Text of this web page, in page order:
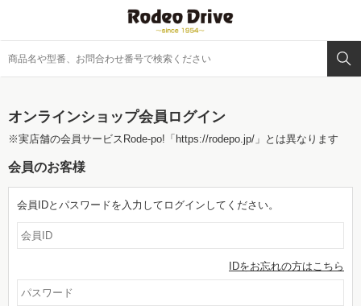
オンラインショップ会員ログイン
※実店舗の会員サービスRode-po! 「https://rodepo.jp/」 とは異なります
会員のお客様
会員IDとパスワードを入力してログインしてください。
IDをお忘れの方はこちら